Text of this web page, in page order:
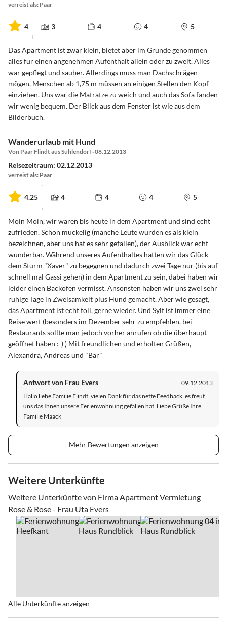
verreist als: Paar
4 3 4 4 5
Das Apartment ist zwar klein, bietet aber im Grunde genommen
alles für einen angenehmen Aufenthalt allein oder zu zweit. Alles
war gepflegt und sauber. Allerdings muss man Dachschrägen
mögen, Menschen ab 1,75 m müssen an einigen Stellen den Kopf
einziehen. Uns war die Matratze zu weich und auch das Sofa fanden
wir wenig bequem. Der Blick aus dem Fenster ist wie aus dem
Bilderbuch.
Wanderurlaub mit Hund
Von Paar Flindt aus Suhlendorf · 08.12.2013
Reisezeitraum: 02.12.2013
verreist als: Paar
4.25 4 4 4 5
Moin Moin, wir waren bis heute in dem Apartment und sind echt
zufrieden. Schön muckelig (manche Leute würden es als klein
bezeichnen, aber uns hat es sehr gefallen), der Ausblick war echt
wunderbar. Während unseres Aufenthaltes hatten wir das Glück
dem Sturm "Xaver" zu begegnen und dadurch zwei Tage nur (bis auf
schnell mal Gassi gehen) in dem Apartment zu sein, dabei haben wir
leider einen Backofen vermisst. Ansonsten haben wir uns zwei sehr
ruhige Tage in Zweisamkeit plus Hund gemacht. Aber wie gesagt,
das Apartment ist echt toll, gerne wieder. Und Sylt ist immer eine
Reise wert (besonders im Dezember sehr zu empfehlen, bei
Restaurants sollte man jedoch vorher anrufen ob die überhaupt
geöffnet haben :-) ) Mit freundlichen und erholten Grüßen,
Alexandra, Andreas und "Bär"
Antwort von Frau Evers
09.12.2013
Hallo liebe Familie Flindt, vielen Dank für das nette Feedback, es freut
uns das Ihnen unsere Ferienwohnung gefallen hat. Liebe Grüße Ihre
Familie Maack
Mehr Bewertungen anzeigen
Weitere Unterkünfte
Weitere Unterkünfte von Firma Apartment Vermietung
Rose & Rose - Frau Uta Evers
Alle Unterkünfte anzeigen